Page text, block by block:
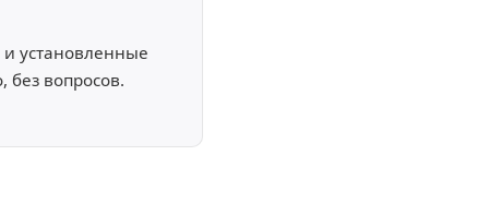
установленные
без вопросов.